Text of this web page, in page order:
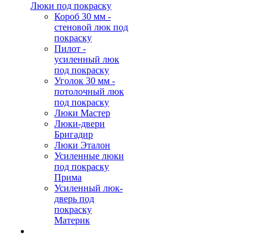
Люки под покраску
Короб 30 мм -
стеновой люк под
покраску
Пилот -
усиленный люк
под покраску
Уголок 30 мм -
потолочный люк
под покраску
Люки Мастер
Люки-двери
Бригадир
Люки Эталон
Усиленные люки
под покраску
Прима
Усиленный люк-
дверь под
покраску
Материк